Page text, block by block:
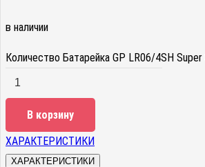
в наличии
Количество Батарейка GP LR06/4SH Super
В корзину
ХАРАКТЕРИСТИКИ
ХАРАКТЕРИСТИКИ